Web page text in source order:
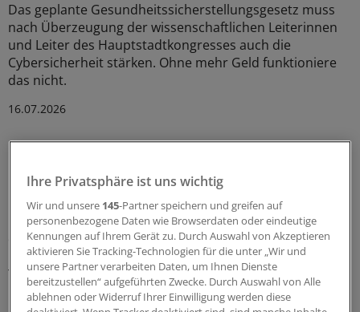
Das geplante Gesundheitssicherstellungsgesetz muss
nach Überzeugung der wissenschaftlichen Leiterinnen
und Leiter des Hauptstadtkongresses auch die
Cybersicherheit stärken. Ohne mehr Geld funktioniere
das nicht.
16.07.2026
Umsetzung der Krankenhausreform: Länder
praktizieren die föderale Vielfalt
Hessen drückt auf die Tube, Niedersachsen schaut aus
der ersten Reihe zu und Berlin wartet auf Brandenburg:
Beim Hauptstadtkongress wurden unterschiedliche
Transformationspfade in eine neue
Krankenhausstruktur debattiert.
Ihre Privatsphäre ist uns wichtig
Wir und unsere 145-Partner speichern und greifen auf
personenbezogene Daten wie Browserdaten oder eindeutige
Kennungen auf Ihrem Gerät zu. Durch Auswahl von Akzeptieren
aktivieren Sie Tracking-Technologien für die unter „Wir und
unsere Partner verarbeiten Daten, um Ihnen Dienste
bereitzustellen“ aufgeführten Zwecke. Durch Auswahl von Alle
ablehnen oder Widerruf Ihrer Einwilligung werden diese